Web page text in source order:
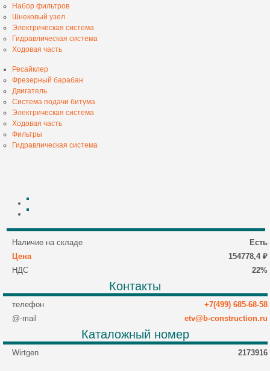
Набор фильтров
Шнековый узел
Электрическая система
Гидравлическая система
Ходовая часть
Ресайклер
Фрезерный барабан
Двигатель
Система подачи битума
Электрическая система
Ходовая часть
Фильтры
Гидравлическая система
Наличие на складе
Есть
Цена
154778,4 ₽
НДС
22%
Контакты
телефон
+7(499) 685-68-58
@-mail
etv@b-construction.ru
Каталожный номер
Wirtgen 2173916